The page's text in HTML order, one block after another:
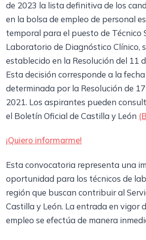
de 2023 la lista definitiva de los
en la bolsa de empleo de personal
temporal para el puesto de Técnico
Laboratorio de Diagnóstico Clínico,
establecido en la Resolución del 11
Esta decisión corresponde a la
determinada por la Resolución de
2021. Los aspirantes pueden
el Boletín Oficial de Castilla y León
¡Quiero informarme!
Esta convocatoria representa una
oportunidad para los técnicos de
región que buscan contribuir al
Castilla y León. La entrada en vigor
empleo se efectúa de manera